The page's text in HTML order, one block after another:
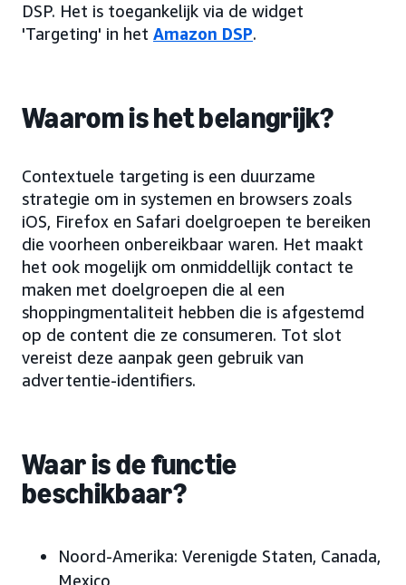
DSP. Het is toegankelijk via de widget
'Targeting' in het Amazon DSP.
Waarom is het belangrijk?
Contextuele targeting is een duurzame
strategie om in systemen en browsers zoals
iOS, Firefox en Safari doelgroepen te bereiken
die voorheen onbereikbaar waren. Het maakt
het ook mogelijk om onmiddellijk contact te
maken met doelgroepen die al een
shoppingmentaliteit hebben die is afgestemd
op de content die ze consumeren. Tot slot
vereist deze aanpak geen gebruik van
advertentie-identifiers.
Waar is de functie
beschikbaar?
Noord-Amerika: Verenigde Staten, Canada,
Mexico